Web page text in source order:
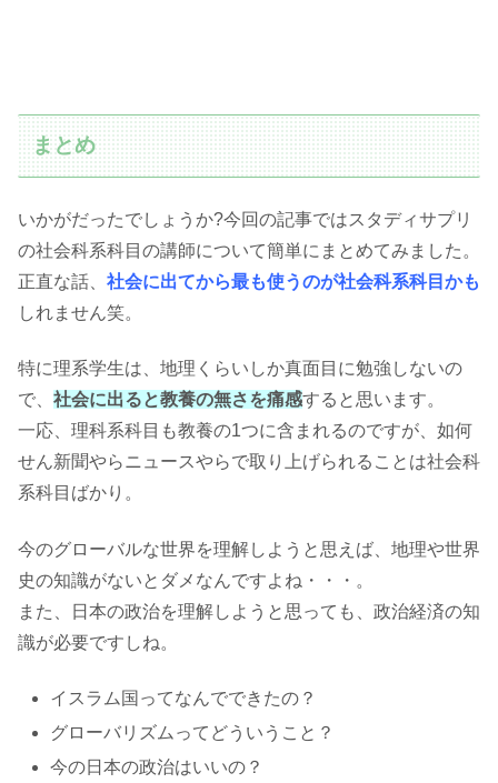
まとめ
いかがだったでしょうか?今回の記事ではスタディサプリ
の社会科系科目の講師について簡単にまとめてみました。
正直な話、 社会に出てから最も使うのが社会科系科目かも
しれません笑。
特に理系学生は、地理くらいしか真面目に勉強しないの
で、 社会に出ると教養の無さを痛感すると思います。
一応、理科系科目も教養の1つに含まれるのですが、如何
せん新聞やらニュースやらで取り上げられることは社会科
系科目ばかり。
今のグローバルな世界を理解しようと思えば、地理や世界
史の知識がないとダメなんですよね・・・。
また、日本の政治を理解しようと思っても、政治経済の知
識が必要ですしね。
イスラム国ってなんでできたの？
グローバリズムってどういうこと？
今の日本の政治はいいの？